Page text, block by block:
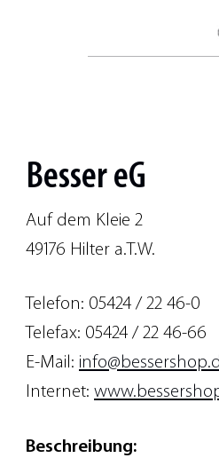
Besser eG
Auf dem Kleie 2
49176 Hilter a.T.W.
Telefon: 05424 / 22 46-0
Telefax: 05424 / 22 46-66
E-Mail:
Internet:
Beschreibung: